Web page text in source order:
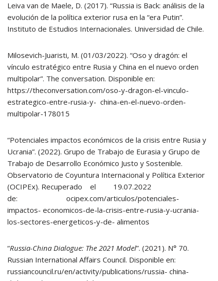
Leiva van de Maele, D. (2017). “Russia is Back: análisis de la
evolución de la política exterior rusa en la “era Putin”.
Instituto de Estudios Internacionales. Universidad de Chile.
Milosevich-Juaristi, M. (01/03/2022). “Oso y dragón: el
vínculo estratégico entre Rusia y China en el nuevo orden
multipolar”. The conversation. Disponible en:
https://theconversation.com/oso-y-dragon-el-vinculo-
estrategico-entre-rusia-y- china-en-el-nuevo-orden-
multipolar-178015
“Potenciales impactos económicos de la crisis entre Rusia y
Ucrania”. (2022). Grupo de Trabajo de Eurasia y Grupo de
Trabajo de Desarrollo Económico Justo y Sostenible.
Observatorio de Coyuntura Internacional y Política Exterior
(OCIPEx). Recuperado el 19.07.2022
de: ocipex.com/articulos/potenciales-
impactos- economicos-de-la-crisis-entre-rusia-y-ucrania-
los-sectores-energeticos-y-de- alimentos
“Russia-China Dialogue: The 2021 Model”. (2021). N° 70.
Russian International Affairs Council. Disponible en:
russiancouncil.ru/en/activity/publications/russia- china-